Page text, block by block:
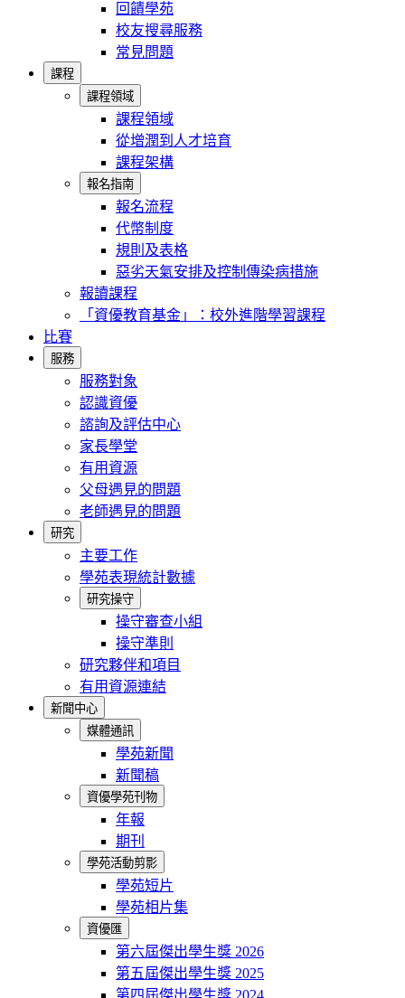
回饋學苑
校友搜尋服務
常見問題
課程
課程領域
課程領域
從增潤到人才培育
課程架構
報名指南
報名流程
代幣制度
規則及表格
惡劣天氣安排及控制傳染病措施
報讀課程
「資優教育基金」：校外進階學習課程
比賽
服務
服務對象
認識資優
諮詢及評估中心
家長學堂
有用資源
父母遇見的問題
老師遇見的問題
研究
主要工作
學苑表現統計數據
研究操守
操守審查小組
操守準則
研究夥伴和項目
有用資源連結
新聞中心
媒體通訊
學苑新聞
新聞稿
資優學苑刊物
年報
期刊
學苑活動剪影
學苑短片
學苑相片集
資優匯
第六屆傑出學生獎 2026
第五屆傑出學生獎 2025
第四屆傑出學生獎 2024